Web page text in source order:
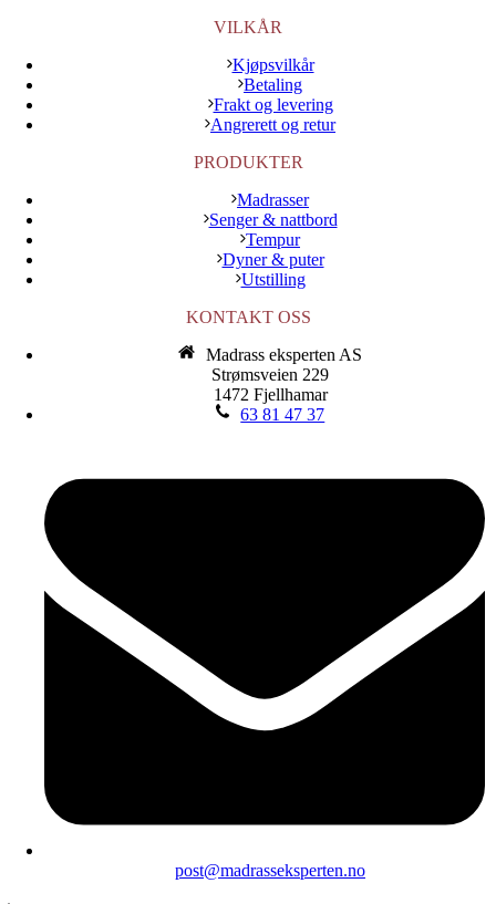
VILKÅR
Kjøpsvilkår
Betaling
Frakt og levering
Angrerett og retur
PRODUKTER
Madrasser
Senger & nattbord
Tempur
Dyner & puter
Utstilling
KONTAKT OSS
Madrass eksperten AS
Strømsveien 229
1472 Fjellhamar
63 81 47 37
post@madrasseksperten.no